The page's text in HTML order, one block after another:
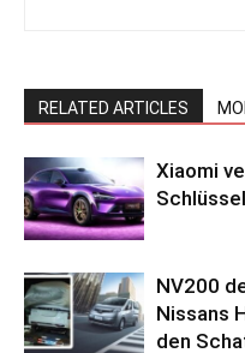
RELATED ARTICLES
Xiaomi
NV200
Nissans
den